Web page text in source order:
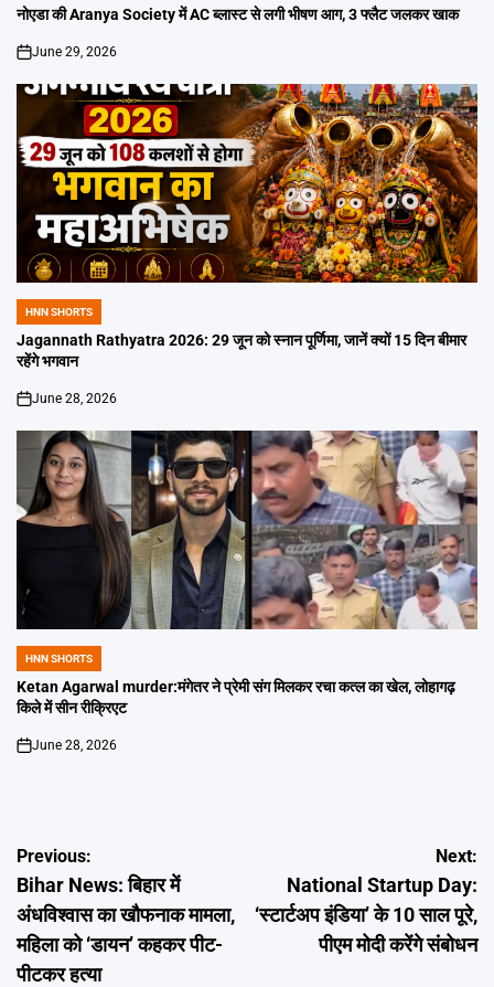
IN
नोएडा की Aranya Society में AC ब्लास्ट से लगी भीषण आग, 3 फ्लैट जलकर खाक
on
June 29, 2026
POSTED
IN
HNN SHORTS
Jagannath Rathyatra 2026: 29 जून को स्नान पूर्णिमा, जानें क्यों 15 दिन बीमार
रहेंगे भगवान
on
June 28, 2026
POSTED
IN
HNN SHORTS
Ketan Agarwal murder:मंगेतर ने प्रेमी संग मिलकर रचा कत्ल का खेल, लोहागढ़
किले में सीन रीक्रिएट
on
June 28, 2026
Post
navigation
Previous:
Bihar News: बिहार में
अंधविश्वास का खौफनाक मामला,
महिला को ‘डायन’ कहकर पीट-
पीटकर हत्या
Next:
National Startup Day:
‘स्टार्टअप इंडिया’ के 10 साल पूरे,
पीएम मोदी करेंगे संबोधन